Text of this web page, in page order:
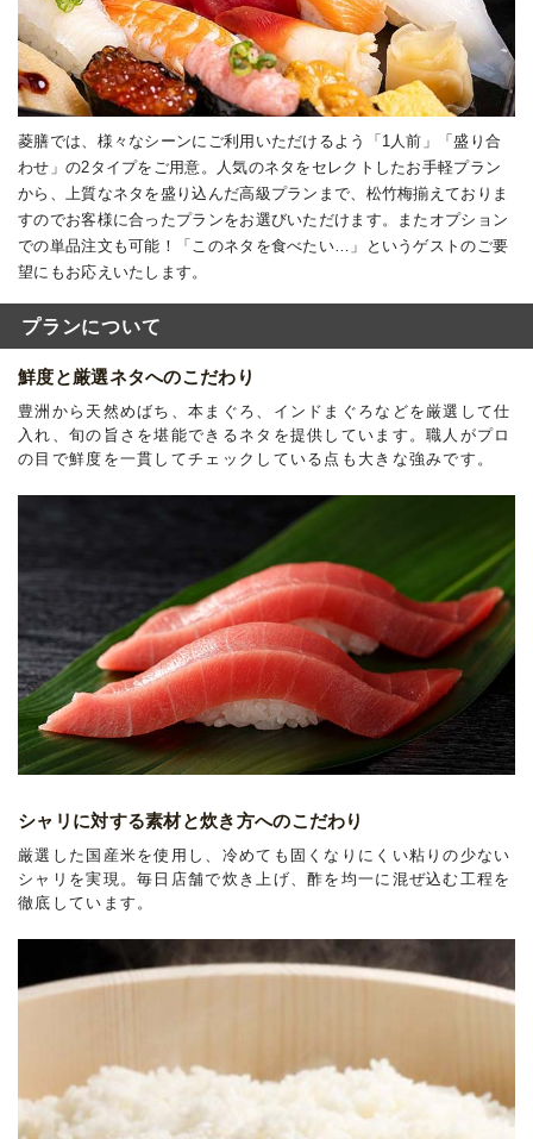
菱膳では、様々なシーンにご利用いただけるよう「1人前」「盛り合
わせ」の2タイプをご用意。人気のネタをセレクトしたお手軽プラン
から、上質なネタを盛り込んだ高級プランまで、松竹梅揃えておりま
すのでお客様に合ったプランをお選びいただけます。またオプション
での単品注文も可能！「このネタを食べたい…」というゲストのご要
望にもお応えいたします。
プランについて
鮮度と厳選ネタへのこだわり
豊洲から天然めばち、本まぐろ、インドまぐろなどを厳選して仕
入れ、旬の旨さを堪能できるネタを提供しています。職人がプロ
の目で鮮度を一貫してチェックしている点も大きな強みです。
シャリに対する素材と炊き方へのこだわり
厳選した国産米を使用し、冷めても固くなりにくい粘りの少ない
シャリを実現。毎日店舗で炊き上げ、酢を均一に混ぜ込む工程を
徹底しています。